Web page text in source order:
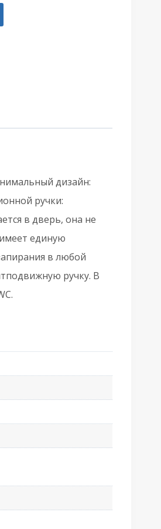
дизайн:
ручки:
в дверь, она не
единую
в любой
ручку. В